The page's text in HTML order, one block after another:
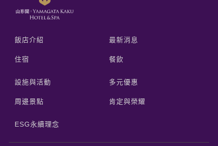
飯店介紹 最新消息
住宿 餐飲
設施與活動 多元優惠
周邊景點 肯定與榮耀
ESG永續理念